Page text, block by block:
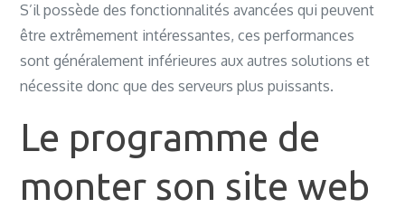
S’il possède des fonctionnalités avancées qui peuvent
être extrêmement intéressantes, ces performances
sont généralement inférieures aux autres solutions et
nécessite donc que des serveurs plus puissants.
Le programme de
monter son site web